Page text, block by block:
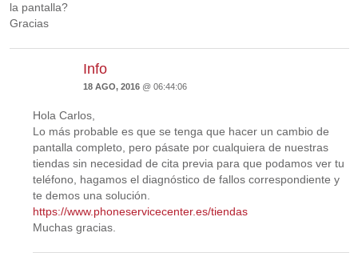
la pantalla?
Gracias
Info
18 AGO, 2016 @ 06:44:06
Hola Carlos,
Lo más probable es que se tenga que hacer un cambio de
pantalla completo, pero pásate por cualquiera de nuestras
tiendas sin necesidad de cita previa para que podamos ver tu
teléfono, hagamos el diagnóstico de fallos correspondiente y
te demos una solución.
https://www.phoneservicecenter.es/tiendas
Muchas gracias.